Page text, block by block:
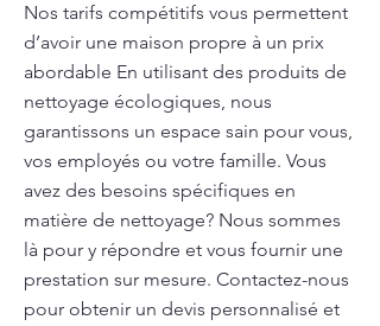
Nos tarifs compétitifs vous permettent
d’avoir une maison propre à un prix
abordable En utilisant des produits de
nettoyage écologiques, nous
garantissons un espace sain pour vous,
vos employés ou votre famille. Vous
avez des besoins spécifiques en
matière de nettoyage? Nous sommes
là pour y répondre et vous fournir une
prestation sur mesure. Contactez-nous
pour obtenir un devis personnalisé et